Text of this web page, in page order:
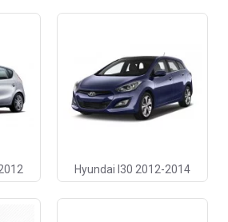
Hyundai I30 2012-2014